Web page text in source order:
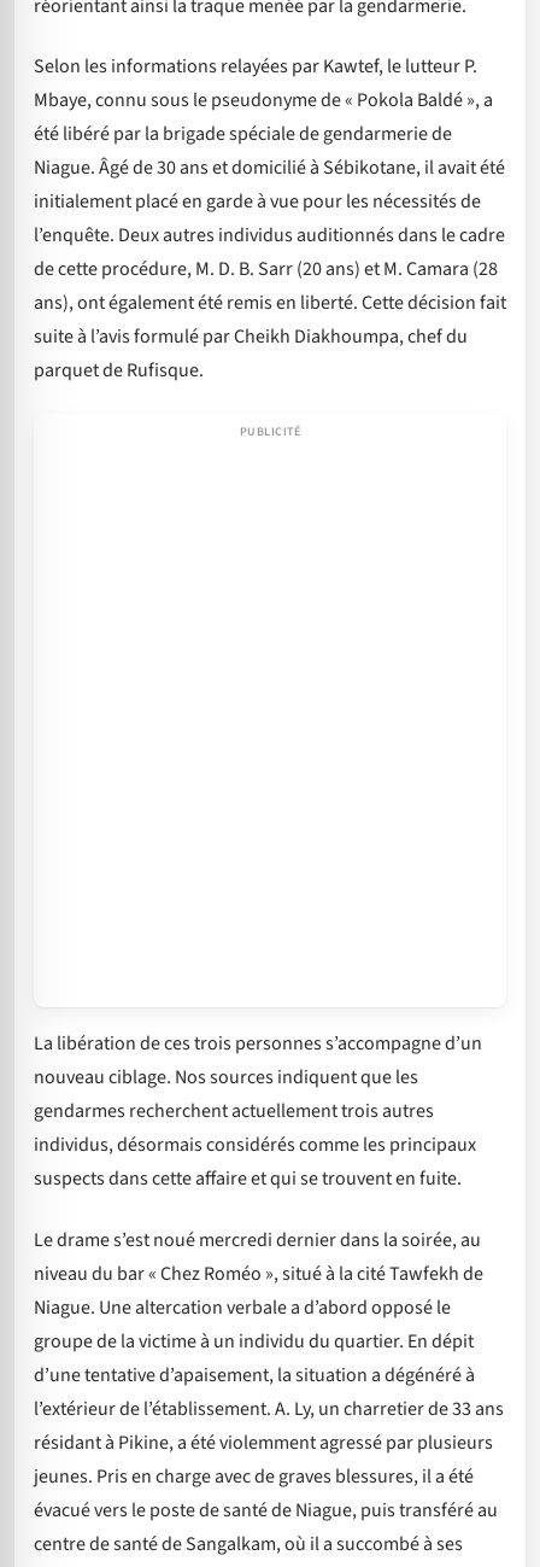
réorientant ainsi la traque menée par la gendarmerie.
Selon les informations relayées par Kawtef, le lutteur P.
Mbaye, connu sous le pseudonyme de « Pokola Baldé », a
été libéré par la brigade spéciale de gendarmerie de
Niague. Âgé de 30 ans et domicilié à Sébikotane, il avait été
initialement placé en garde à vue pour les nécessités de
l’enquête. Deux autres individus auditionnés dans le cadre
de cette procédure, M. D. B. Sarr (20 ans) et M. Camara (28
ans), ont également été remis en liberté. Cette décision fait
suite à l’avis formulé par Cheikh Diakhoumpa, chef du
parquet de Rufisque.
La libération de ces trois personnes s’accompagne d’un
nouveau ciblage. Nos sources indiquent que les
gendarmes recherchent actuellement trois autres
individus, désormais considérés comme les principaux
suspects dans cette affaire et qui se trouvent en fuite.
Le drame s’est noué mercredi dernier dans la soirée, au
niveau du bar « Chez Roméo », situé à la cité Tawfekh de
Niague. Une altercation verbale a d’abord opposé le
groupe de la victime à un individu du quartier. En dépit
d’une tentative d’apaisement, la situation a dégénéré à
l’extérieur de l’établissement. A. Ly, un charretier de 33 ans
résidant à Pikine, a été violemment agressé par plusieurs
jeunes. Pris en charge avec de graves blessures, il a été
évacué vers le poste de santé de Niague, puis transféré au
centre de santé de Sangalkam, où il a succombé à ses